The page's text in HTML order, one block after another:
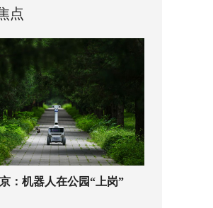
点
：机器人在公园“上岗”